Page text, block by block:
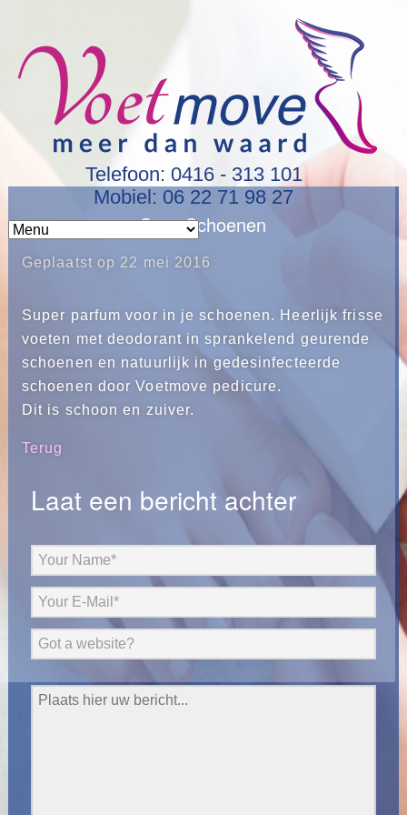
Telefoon: 0416 - 313 101
Mobiel: 06 22 71 98 27
Sexy Schoenen
Geplaatst op 22 mei 2016
Super parfum voor in je schoenen. Heerlijk frisse
voeten met deodorant in sprankelend geurende
schoenen en natuurlijk in gedesinfecteerde
schoenen door Voetmove pedicure.
Dit is schoon en zuiver.
Terug
Laat een bericht achter